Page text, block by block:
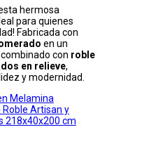
hermosa
para quienes
Fabricada con
en un
combinado con roble
en relieve,
y modernidad.